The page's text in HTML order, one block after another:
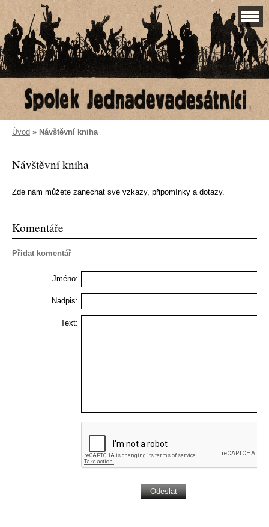
Úvod » Návštěvní kniha
Návštěvní kniha
Zde nám můžete zanechat své vzkazy, připomínky a dotazy.
Komentáře
Přidat komentář
Jméno:
Nadpis:
Text: